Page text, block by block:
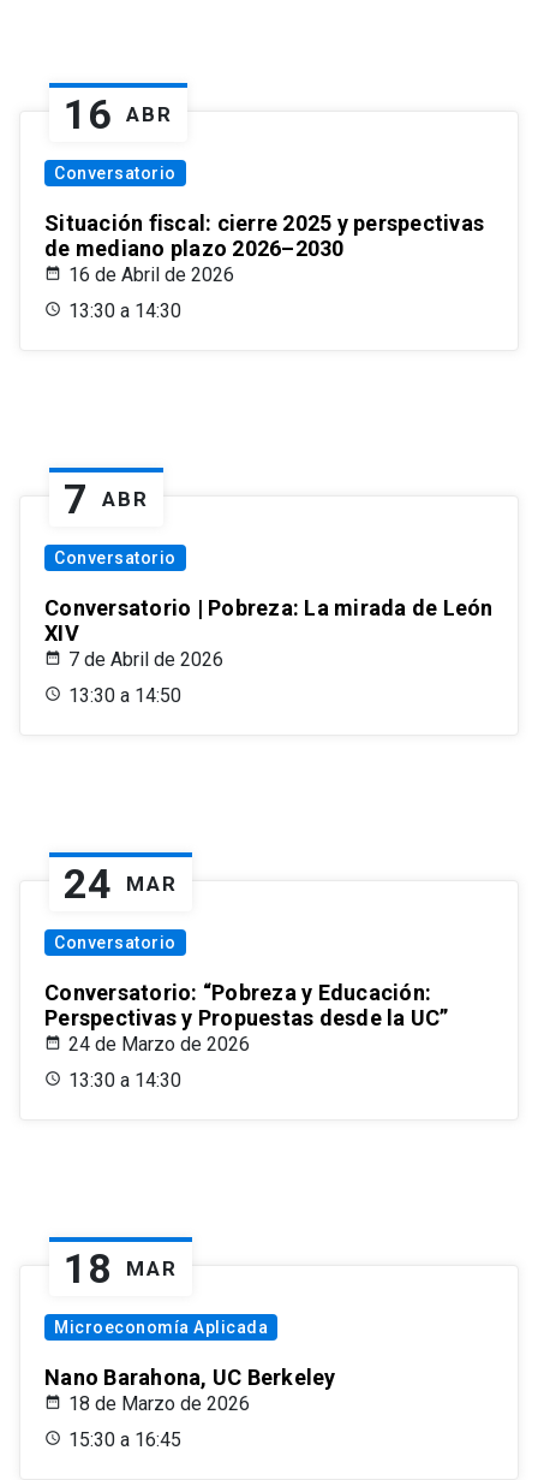
16 ABR
Conversatorio
Situación fiscal: cierre 2025 y perspectivas
de mediano plazo 2026–2030
16 de Abril de 2026
13:30 a 14:30
7 ABR
Conversatorio
Conversatorio | Pobreza: La mirada de León
XIV
7 de Abril de 2026
13:30 a 14:50
24 MAR
Conversatorio
Conversatorio: “Pobreza y Educación:
Perspectivas y Propuestas desde la UC”
24 de Marzo de 2026
13:30 a 14:30
18 MAR
Microeconomía Aplicada
Nano Barahona, UC Berkeley
18 de Marzo de 2026
15:30 a 16:45